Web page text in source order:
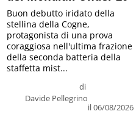
di
Davide Pellegrino
il 06/08/2026
Buon debutto iridato della
stellina della Cogne,
protagonista di una prova
coraggiosa nell'ultima frazione
della seconda batteria della
staffetta mist...